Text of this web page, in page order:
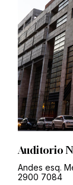
Auditorio
Andes esq.
2900 7084